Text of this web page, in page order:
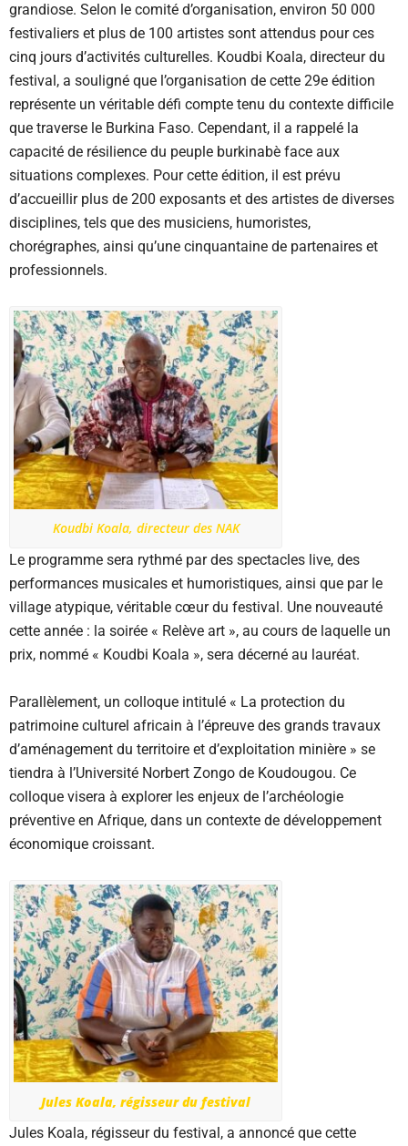
grandiose. Selon le comité d’organisation, environ 50 000
festivaliers et plus de 100 artistes sont attendus pour ces
cinq jours d’activités culturelles. Koudbi Koala, directeur du
festival, a souligné que l’organisation de cette 29e édition
représente un véritable défi compte tenu du contexte difficile
que traverse le Burkina Faso. Cependant, il a rappelé la
capacité de résilience du peuple burkinabè face aux
situations complexes. Pour cette édition, il est prévu
d’accueillir plus de 200 exposants et des artistes de diverses
disciplines, tels que des musiciens, humoristes,
chorégraphes, ainsi qu’une cinquantaine de partenaires et
professionnels.
Koudbi Koala, directeur des NAK
Le programme sera rythmé par des spectacles live, des
performances musicales et humoristiques, ainsi que par le
village atypique, véritable cœur du festival. Une nouveauté
cette année : la soirée « Relève art », au cours de laquelle un
prix, nommé « Koudbi Koala », sera décerné au lauréat.
Parallèlement, un colloque intitulé « La protection du
patrimoine culturel africain à l’épreuve des grands travaux
d’aménagement du territoire et d’exploitation minière » se
tiendra à l’Université Norbert Zongo de Koudougou. Ce
colloque visera à explorer les enjeux de l’archéologie
préventive en Afrique, dans un contexte de développement
économique croissant.
Jules Koala, régisseur du festival
Jules Koala, régisseur du festival, a annoncé que cette